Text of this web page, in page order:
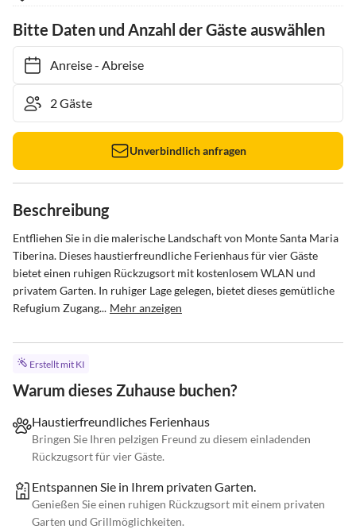
Bitte Daten und Anzahl der Gäste auswählen
Anreise- Abreise
Unverbindlich anfragen
Beschreibung
Entfliehen Sie in die malerische Landschaft von Monte Santa Maria
Tiberina. Dieses haustierfreundliche Ferienhaus für vier Gäste
bietet einen ruhigen Rückzugsort mit kostenlosem WLAN und
privatem Garten. In ruhiger Lage gelegen, bietet dieses gemütliche
Refugium Zugang... Mehr anzeigen
Erstellt mit KI
Warum dieses Zuhause buchen?
Haustierfreundliches Ferienhaus
Bringen Sie Ihren pelzigen Freund zu diesem einladenden
Rückzugsort für vier Gäste.
Entspannen Sie in Ihrem privaten Garten.
Genießen Sie einen ruhigen Rückzugsort mit einem privaten
Garten und Grillmöglichkeiten.